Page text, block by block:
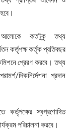
আলােকে কতটুকু তথ্য
কর্তৃপক্ষ কর্তৃক প্রতিবছর
প্রেরণ করবে। তথ্য
দিকনির্দেশনা প্রদান
স্বপ্রণোদিত
পরিচালনা করবে।